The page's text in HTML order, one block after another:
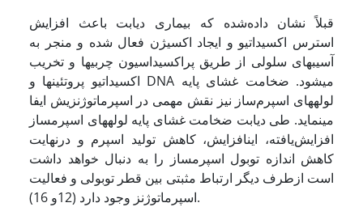
قبلاً نشان داده‌شده که بیماری دیابت باعث افزایش
استرس اکسیداتیو و ایجاد اکسیژن فعال شده و منجر به
آسیب­های سلولی از طریق پراکسیداسیون چربی­ها و تخریب
اکسیداتیو پروتئین­ها و DNA می­شود. ضخامت غشای پایه
لوله­های اسپرم‌ساز نیز نقش مهمی در اسپرماتوژنزیش ایفا
می­نماید. طی دیابت ضخامت غشای پایه لوله­های اسپرم­ساز
افزایش‌یافته، این­افزایش، کاهش تولید اسپرم و درنهایت
کاهش اندازه توبول اسپرم­ساز را به دنبال خواهد داشت
است ازطرف دیگر ارتباط مثبتی بین قطر توبولی و فعالیت
اسپرماتوژنز وجود دارد (12و 16).